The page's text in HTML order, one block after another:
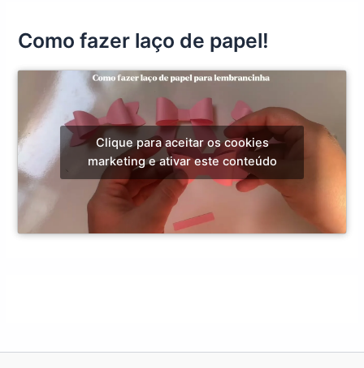
Como fazer laço de papel!
Clique para aceitar os cookies
marketing e ativar este conteúdo